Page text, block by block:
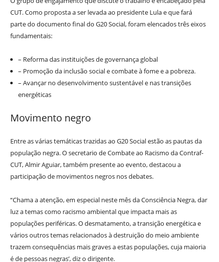
CUT. Como proposta a ser levada ao presidente Lula e que fará
parte do documento final do G20 Social, foram elencados três eixos
fundamentais:
– Reforma das instituições de governança global
– Promoção da inclusão social e combate à fome e a pobreza.
– Avançar no desenvolvimento sustentável e nas transições
energéticas
Movimento negro
Entre as várias temáticas trazidas ao G20 Social estão as pautas da
população negra. O secretario de Combate ao Racismo da Contraf-
CUT, Almir Aguiar, também presente ao evento, destacou a
participação de movimentos negros nos debates.
“Chama a atenção, em especial neste mês da Consciência Negra, dar
luz a temas como racismo ambiental que impacta mais as
populações periféricas. O desmatamento, a transição energética e
vários outros temas relacionados à destruição do meio ambiente
trazem consequências mais graves a estas populações, cuja maioria
é de pessoas negras’, diz o dirigente.